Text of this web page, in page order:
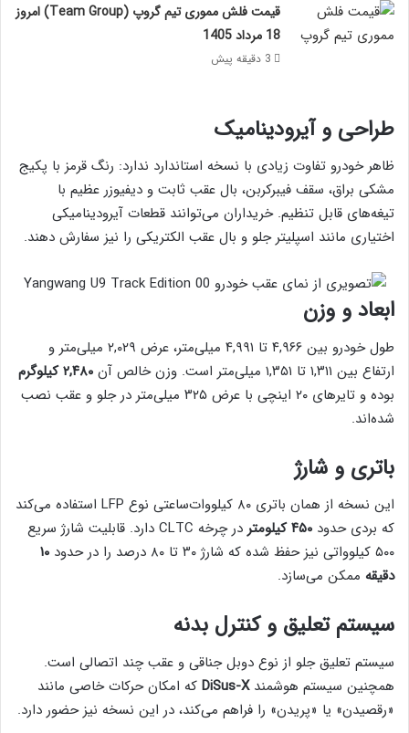
قیمت فلش مموری تیم گروپ (Team Group) امروز
18 مرداد 1405
3 دقیقه پیش
طراحی و آیرودینامیک
ظاهر خودرو تفاوت زیادی با نسخه استاندارد ندارد: رنگ قرمز با پکیج
مشکی براق، سقف فیبرکربن، بال عقب ثابت و دیفیوزر عظیم با
تیغه‌های قابل تنظیم. خریداران می‌توانند قطعات آیرودینامیکی
اختیاری مانند اسپلیتر جلو و بال عقب الکتریکی را نیز سفارش دهند.
ابعاد و وزن
طول خودرو بین ۴,۹۶۶ تا ۴,۹۹۱ میلی‌متر، عرض ۲,۰۲۹ میلی‌متر و
ارتفاع بین ۱,۳۱۱ تا ۱,۳۵۱ میلی‌متر است. وزن خالص آن
۲,۴۸۰ کیلوگرم
بوده و تایرهای ۲۰ اینچی با عرض ۳۲۵ میلی‌متر در جلو و عقب نصب
شده‌اند.
باتری و شارژ
این نسخه از همان باتری ۸۰ کیلووات‌ساعتی نوع LFP استفاده می‌کند
که بردی حدود ۴۵۰ کیلومتر
در چرخه CLTC دارد. قابلیت شارژ سریع
۵۰۰ کیلوواتی نیز حفظ شده که شارژ ۳۰ تا ۸۰ درصد را در حدود
۱۰
دقیقه ممکن می‌سازد.
سیستم تعلیق و کنترل بدنه
سیستم تعلیق جلو از نوع دوبل جناقی و عقب چند اتصالی است.
همچنین سیستم هوشمندDiSus-X که امکان حرکات خاصی مانند
«رقصیدن» یا «پریدن» را فراهم می‌کند، در این نسخه نیز حضور دارد.